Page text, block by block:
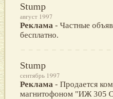
Stump
август 1997
Реклама - Частные
бесплатно.
Stump
сентябрь 1997
Реклама - Продается
магнитофоном "ИЖ 305